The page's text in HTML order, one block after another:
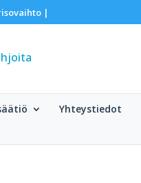
|
Yhteystiedot